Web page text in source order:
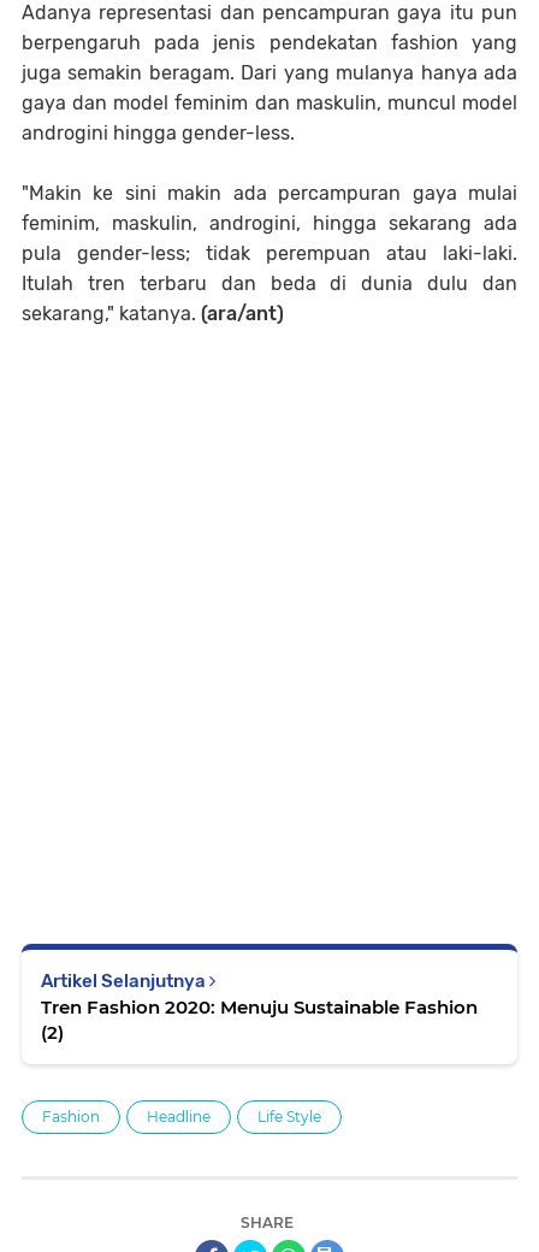
Adanya representasi dan pencampuran gaya itu pun
berpengaruh pada jenis pendekatan fashion yang
juga semakin beragam. Dari yang mulanya hanya ada
gaya dan model feminim dan maskulin, muncul model
androgini hingga gender-less.
"Makin ke sini makin ada percampuran gaya mulai
feminim, maskulin, androgini, hingga sekarang ada
pula gender-less; tidak perempuan atau laki-laki.
Itulah tren terbaru dan beda di dunia dulu dan
sekarang," katanya. (ara/ant)
Artikel Selanjutnya
Tren Fashion 2020: Menuju Sustainable Fashion
(2)
Fashion Headline Life Style
SHARE